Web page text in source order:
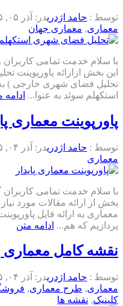
توسط : حامد اژدریدر: آذر ۰۵, ۱۳۹۵
معماری, معماری جهان
این بخش ازارائه
تحلیل فضای شهری خارجی ) به
استکهلم سوئد به عنوا... ادامه
پاورپوینت معماری
توسط : حامد اژدریدر: آذر ۰۴, ۱۳۹۵
معماری
بخش از ارائه مقالات مورد
معماری به ارائه فایل
پردازیم که هم... ادامه متن
نقشه کامل معماری
توسط : حامد اژدریدر: آذر ۰۴, ۱۳۹۵
معماری, طرح معماری,
کلینیک, نقشه ها